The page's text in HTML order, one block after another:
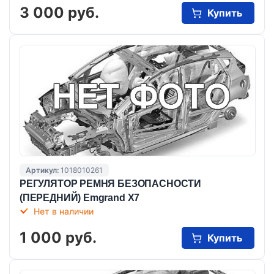
3 000 руб. Купить
Артикул: 1018010261
РЕГУЛЯТОР РЕМНЯ БЕЗОПАСНОСТИ
(ПЕРЕДНИЙ) Emgrand X7
Нет в наличии
1 000 руб. Купить